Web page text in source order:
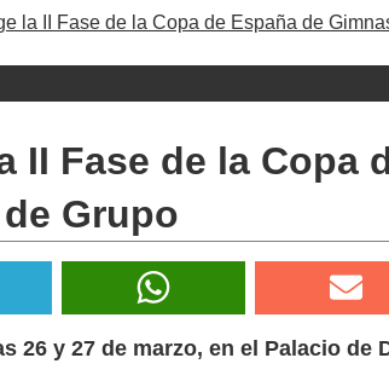
la II Fase de la Copa de España de
II Fase de la Copa
Grupo
26 y 27 de marzo, en el Palacio de